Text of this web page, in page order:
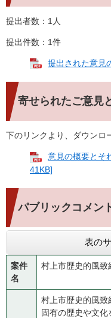
提出者数：1人
提出件数：1件
提出された意見
寄せられたご意見
下のリンクより、ダウンロ
意見の概要とそ
41KB]
パブリックコメン
表の
案件
名
村上市歴史的風致
村上市歴史的風致
固有の歴史や文